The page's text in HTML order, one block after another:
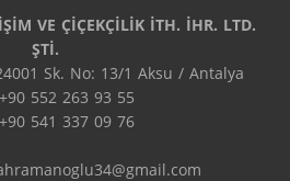
VE ÇİÇEKÇİLİK İTH. İHR. LTD.
ŞTİ.
Sk. No: 13/1 Aksu / Antalya
552 263 93 55
541 337 09 76